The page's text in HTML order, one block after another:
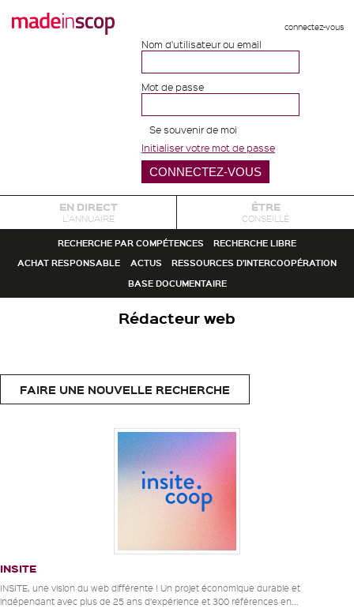
connectez-vous
Nom d'utilisateur ou email
Mot de passe
Se souvenir de moi
Initialiser votre mot de passe
EN DIRECT
L'ANNUAIRE
ÊTRE
CONSEILLÉ
RECHERCHE PAR COMPÉTENCES
RECHERCHE LIBRE
ACHAT RESPONSABLE
ACTUS
RESSOURCES D'INTERCOOPÉRATION
BASE DOCUMENTAIRE
Rédacteur web
FAIRE UNE NOUVELLE RECHERCHE
INSITE
INSITE, une vision du web différente ! Un projet économique durable et
indépendant avec plus de 25 ans d’expérience et 300 références en...